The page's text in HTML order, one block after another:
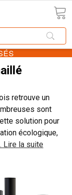
retrouve un
sont
solution pour
écologique,
Lire la suite